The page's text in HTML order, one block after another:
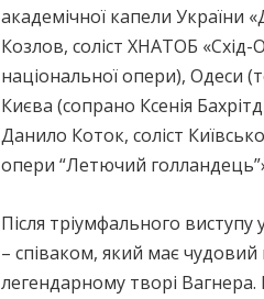
академічної капели
Козлов, соліст ХНАТОБ
національної опери), Одеси
Києва (сопрано Ксенія
Данило Коток, соліст
опери “Летючий
Після тріумфального
– співаком, який має
легендарному творі